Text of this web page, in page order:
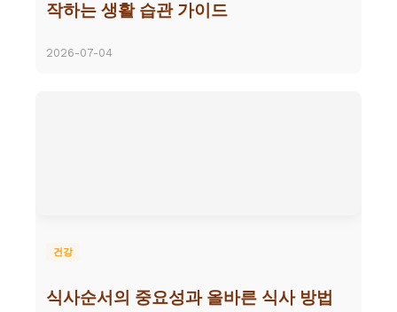
작하는 생활 습관 가이드
2026-07-04
건강
식사순서의 중요성과 올바른 식사 방법